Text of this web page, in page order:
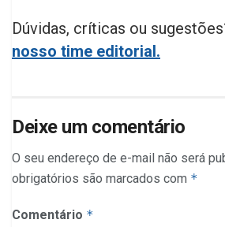
Dúvidas, críticas ou
nosso time editorial.
Deixe um comentário
O seu endereço de e-mail não será
obrigatórios são marcados com *
Comentário *